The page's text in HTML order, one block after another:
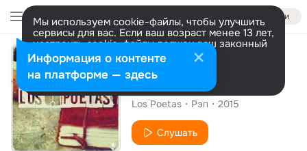
Войти
Мы используем cookie-файлы, чтобы улучшить
сервисы для вас. Если ваш возраст менее 13 лет,
настроить cookie-файлы должен ваш законный
представитель. Больше информации
Разрешить все Настроить
Альбом
Los Poetas
Los Poetas Рэп 2015
Слушать
Информация о контенте
на платформе — здесь